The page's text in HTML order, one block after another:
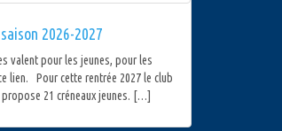
2026-2027
valent pour les jeunes, pour les
lien. Pour cette rentrée 2027 le club
propose 21 créneaux jeunes. […]